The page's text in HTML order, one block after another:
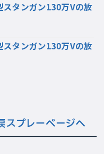
スタンガン130万Vの放
スタンガン130万Vの放
スプレーページへ